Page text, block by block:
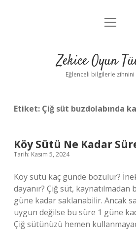
Anasayfa
Yasal Uyarı
menüyü
Zekice Oyun
Eğlenceli bilgilerle zihnini
Etiket: Çiğ süt buzdolabında
Köy Sütü Ne Kadar
Tarih: Kasım 5, 2024
Köy sütü kaç günde bozulur?
dayanır? Çiğ süt, kaynatılmadan
güne kadar saklanabilir. Ancak
uygun değilse bu süre 1 güne
Çiğ sütünüzü hemen